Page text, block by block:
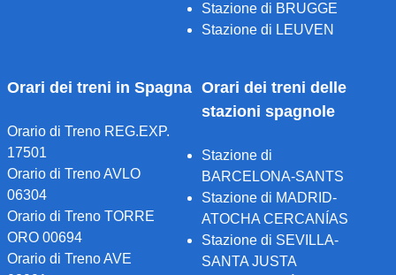
Stazione di BRUGGE
Stazione di LEUVEN
Orari dei treni in Spagna
Orario di Treno REG.EXP.
17501
Orario di Treno AVLO
06304
Orario di Treno TORRE
ORO 00694
Orario di Treno AVE
Orari dei treni delle
stazioni spagnole
Stazione di
BARCELONA-SANTS
Stazione di MADRID-
ATOCHA CERCANÍAS
Stazione di SEVILLA-
SANTA JUSTA